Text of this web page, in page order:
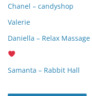
Chanel – candyshop
Valerie
Daniella – Relax Massage
Samanta – Rabbit Hall